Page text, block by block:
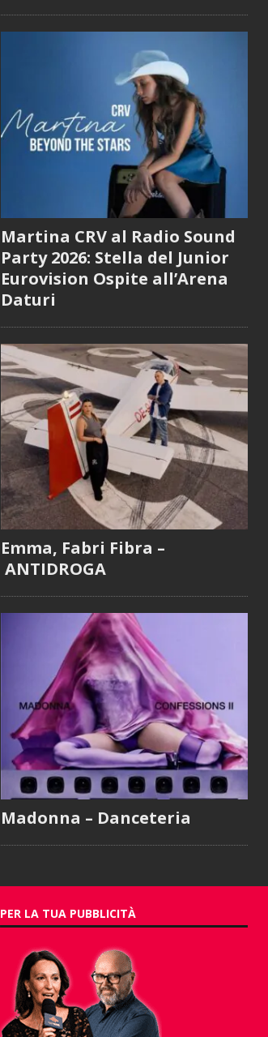
Martina CRV al Radio Sound
Party 2026: Stella del Junior
Eurovision Ospite all’Arena
Daturi
Emma, Fabri Fibra –
ANTIDROGA
Madonna – Danceteria
PER LA TUA PUBBLICITÀ